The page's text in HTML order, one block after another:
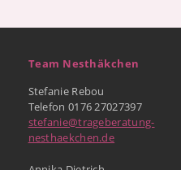
Team Nesthäkchen
Stefanie Rebou
Telefon 0176 27027397
stefanie@trageberatung-
nesthaekchen.de